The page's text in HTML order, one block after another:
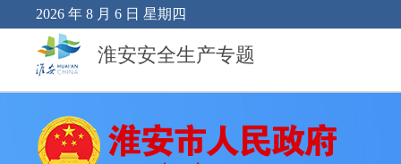
2026 年 8 月 6 日 星期四
淮安安全生产专题